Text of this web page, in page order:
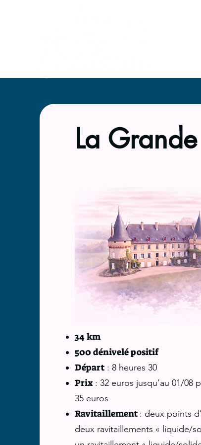
La
34 km
500 dénivelé positif
Départ : 8 heures 30
Prix: 32 euros jusqu’au 01/08
35 euros
Ravitaillement : deux points
deux ravitaillements « liquide/